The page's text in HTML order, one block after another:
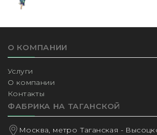
О КОМПАНИИ
Услуги
О компании
Контакты
ФАБРИКА НА ТАГАНСКОЙ
Москва, метро Таганская -